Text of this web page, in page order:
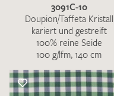
3091C-10
Doupion/Taffeta Kristall
kariert und gestreift
100% reine Seide
100 g/lfm, 140 cm